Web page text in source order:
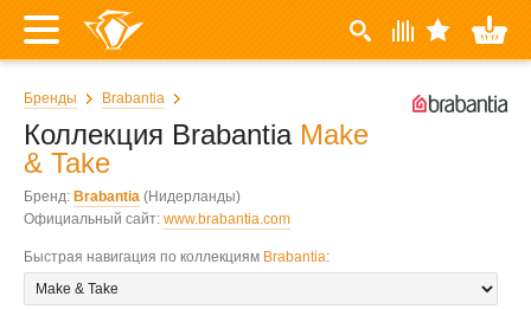
Бренды Brabantia
Коллекция Brabantia Make
& Take
Бренд: Brabantia (Нидерланды)
Официальный сайт: www.brabantia.com
Быстрая навигация по коллекциям Brabantia: